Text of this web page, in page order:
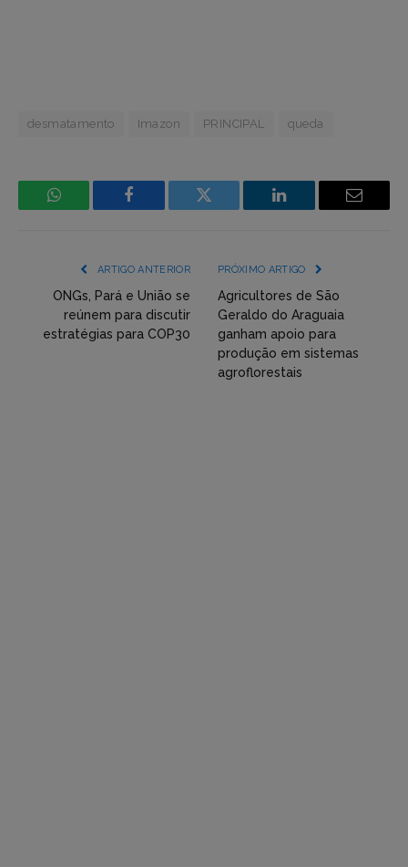
desmatamento Imazon PRINCIPAL queda
WhatsApp Facebook
Incorpore
(YouTube,
Twitter,
Flickr
etc)
diretamente
LinkedIn Email
ARTIGO ANTERIOR
ONGs, Pará e União se
reúnem para discutir
estratégias para COP30
PRÓXIMO ARTIGO
Agricultores de São
Geraldo do Araguaia
ganham apoio para
produção em sistemas
agroflorestais